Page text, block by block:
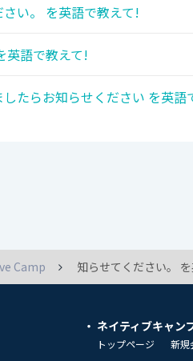
い。 を英語で教えて!
英語で教えて!
たらお知らせください を英語
Camp 知らせてください。
ネイティブキャン
トップページ 新規